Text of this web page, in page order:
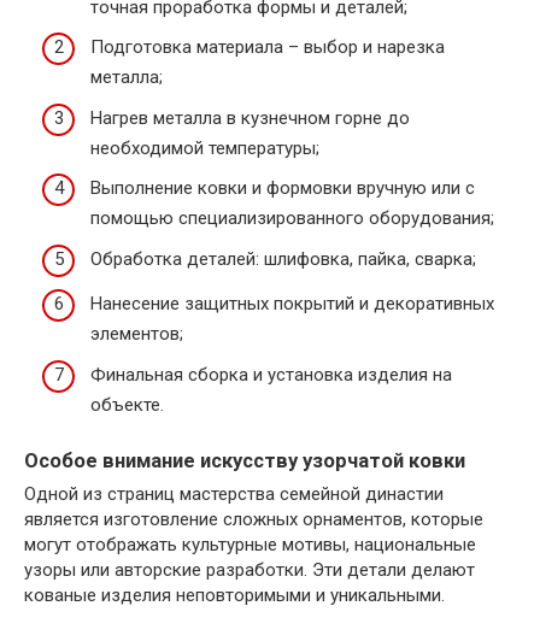
точная проработка формы и деталей;
Подготовка материала – выбор и нарезка
металла;
Нагрев металла в кузнечном горне до
необходимой температуры;
Выполнение ковки и формовки вручную или с
помощью специализированного оборудования;
Обработка деталей: шлифовка, пайка, сварка;
Нанесение защитных покрытий и декоративных
элементов;
Финальная сборка и установка изделия на
объекте.
Особое внимание искусству узорчатой ковки
Одной из страниц мастерства семейной династии
является изготовление сложных орнаментов, которые
могут отображать культурные мотивы, национальные
узоры или авторские разработки. Эти детали делают
кованые изделия неповторимыми и уникальными.